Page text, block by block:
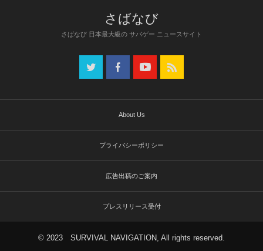
さばなび 日本最大級の サバゲー ニュースサイト
About Us
プライバシーポリシー
広告出稿のご案内
プレスリリース受付
© 2023 SURVIVAL NAVIGATION, All rights reserved.